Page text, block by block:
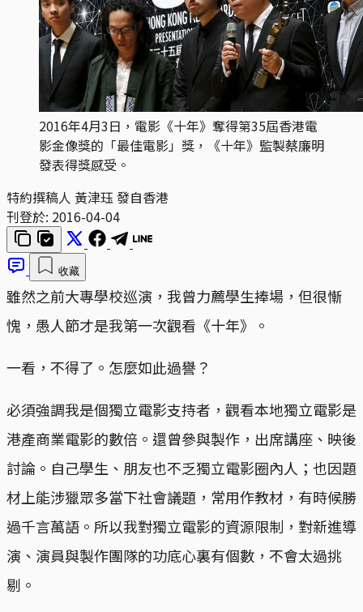
2016年4月3日，電影《十年》奪得第35屆香港電
影金像獎的「最佳電影」獎，《十年》監製蔡廉明
發表得獎感受。
特約撰稿人 黃津珏 發自香港
刊登於: 2016-04-04
收藏
雖然之前大專學校巡演，我曾力薦學生捧場，但很慚
愧，愚人節才是我第一次觀看《十年》。
一看，不得了。怎麼如此過譽？
必須強調我是個獨立電影支持者，觀看本地獨立電影是
港產商業電影的數倍。還曾參與製作，出席講座、映後
討論。自己學生、朋友也不乏獨立電影圈內人；也因題
材上能涉獵眾多當下社會議題，常用作教材，有時候勝
過千言萬語。所以我對獨立電影的資源限制，對新進導
演、演員與製作團隊的功底心裏有個數，不會太過挑
剔。